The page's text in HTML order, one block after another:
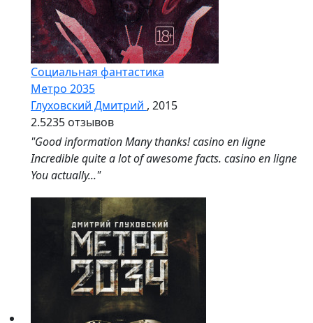
Социальная фантастика
Метро 2035
Глуховский Дмитрий , 2015
2.5235 отзывов
"Good information Many thanks! casino en ligne
Incredible quite a lot of awesome facts. casino en ligne
You actually..."